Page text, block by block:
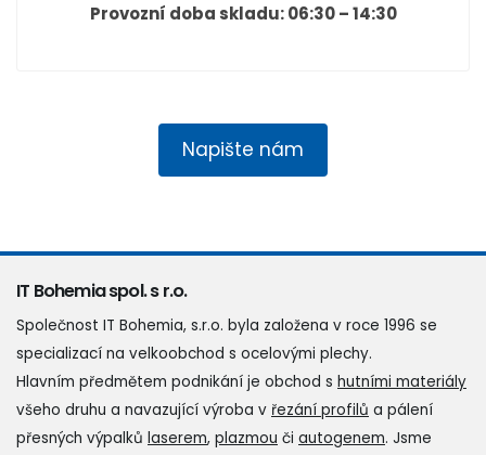
Provozní doba skladu: 06:30 – 14:30
Napište nám
IT Bohemia spol. s r.o.
Společnost IT Bohemia, s.r.o. byla založena v roce 1996 se
specializací na velkoobchod s ocelovými plechy.
Hlavním předmětem podnikání je obchod s hutními materiály
všeho druhu a navazující výroba v řezání profilů a pálení
přesných výpalků laserem, plazmou či autogenem. Jsme